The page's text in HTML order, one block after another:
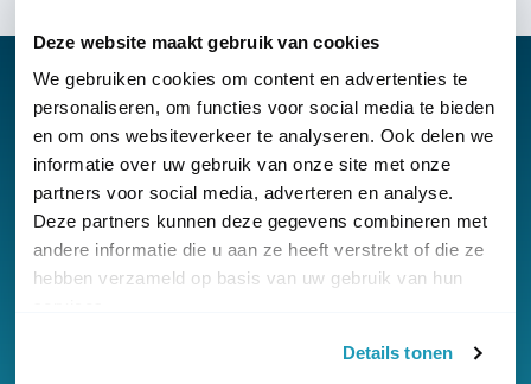
Deze website maakt gebruik van cookies
We gebruiken cookies om content en advertenties te
personaliseren, om functies voor social media te bieden
en om ons websiteverkeer te analyseren. Ook delen we
informatie over uw gebruik van onze site met onze
partners voor social media, adverteren en analyse.
Deze partners kunnen deze gegevens combineren met
andere informatie die u aan ze heeft verstrekt of die ze
hebben verzameld op basis van uw gebruik van hun
Details tonen
Nieuwsbrief
Klantenservice